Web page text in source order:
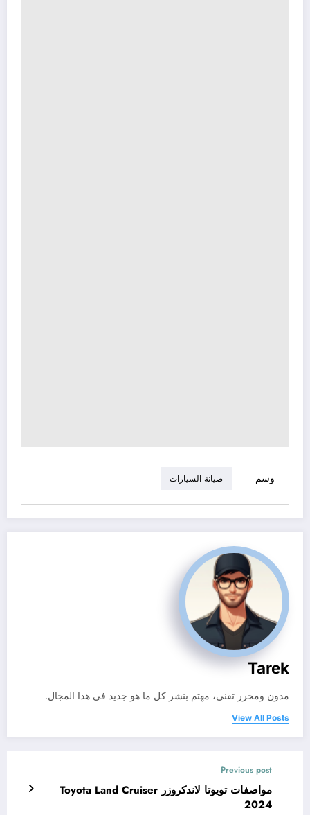
وسم صيانة السيارات
Tarek
مدون ومحرر تقني، مهتم بنشر كل ما هو جديد في هذا المجال.
View All Posts
Previous post
مواصفات تويوتا لاندكروزر Toyota Land Cruiser
2024